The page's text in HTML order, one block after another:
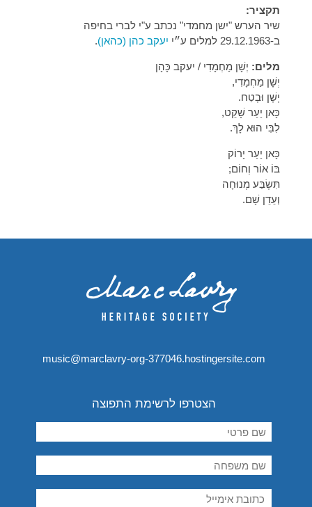
תקציר:
שיר הערש "ישן מחמדי" נכתב ע"י לברי בחיפה
ב-29.12.1963 למלים ע״י
יעקב כהן (כהאן).
מלים: יְשָׁן מַחְמָדִי / יעקב כָּהָן
יְשָׁן מַחְמָדִי,
יְשָׁן וּבְטַח.
כָּאן יַעַר שָׁקֵט,
לִבִּי הוּא לָךְ.
כָּאן יַעַר יָרוֹק
בּוֹ אוֹר וְחוֹם;
תִּשְׂבַּע מְנוּחָה
וְעֵדֵן שָׁם.
music@marclavry-org-377046.hostingersite.com
הצטרפו לרשימת התפוצה